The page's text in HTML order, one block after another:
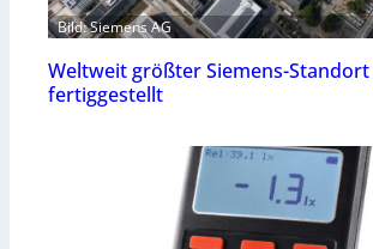
Bild: Siemens AG
Weltweit größter Siemens-
fertiggestellt